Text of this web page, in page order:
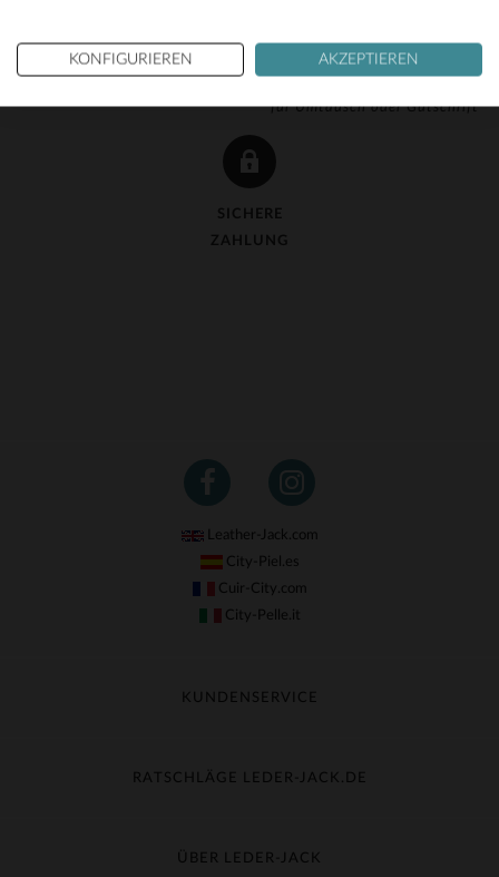
KOSTENLOSE LIEFERUNG
ab 150 €
KOSTENLOSE 90-TAGE-
RÜCKGABE
für Umtausch oder Gutschrift
SICHERE
ZAHLUNG
Leather-Jack.com
City-Piel.es
Cuir-City.com
City-Pelle.it
KUNDENSERVICE
Umtausch & Widerruf
Kundenservice kontaktieren
RATSCHLÄGE LEDER-JACK.DE
Material-Guide
ÜBER LEDER-JACK
KONFIGURIEREN AKZEPTIEREN